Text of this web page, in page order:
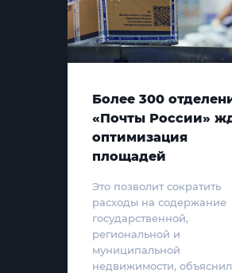
Более 300
«Почты России»
оптимизация
площадей
Это позволит сократить
расходы на содержание
государственной,
региональной и
муниципальной
недвижимости, объяснил